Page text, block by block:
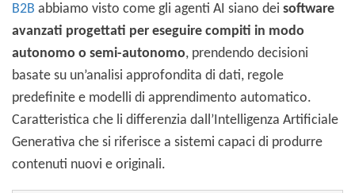
B2B abbiamo visto come gli agenti AI siano dei software
avanzati progettati per eseguire compiti in modo
autonomo o semi-autonomo, prendendo decisioni
basate su un’analisi approfondita di dati, regole
predefinite e modelli di apprendimento automatico.
Caratteristica che li differenzia dall’Intelligenza Artificiale
Generativa che si riferisce a sistemi capaci di produrre
contenuti nuovi e originali.